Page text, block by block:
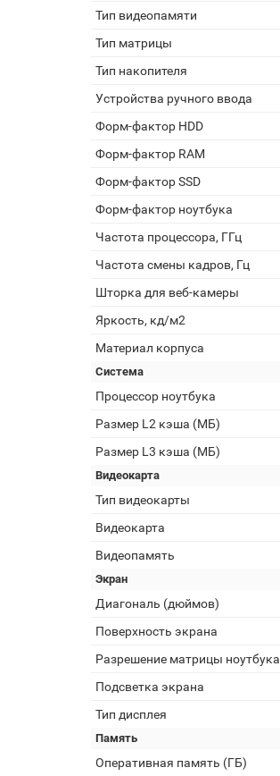
Тип видеопамяти
Тип матрицы
Тип накопителя
Устройства ручного ввода
Форм-фактор HDD
Форм-фактор RAM
Форм-фактор SSD
Форм-фактор ноутбука
Частота процессора, ГГц
Частота смены кадров, Гц
Шторка для веб-камеры
Яркость, кд/м2
Материал корпуса
Система
Процессор ноутбука
Размер L2 кэша (МБ)
Размер L3 кэша (МБ)
Видеокарта
Тип видеокарты
Видеокарта
Видеопамять
Экран
Диагональ (дюймов)
Поверхность экрана
Разрешение матрицы ноутбука
Подсветка экрана
Тип дисплея
Память
Оперативная память (ГБ)